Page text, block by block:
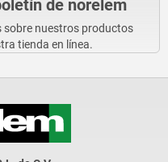
de norelem
sobre nuestros productos
tienda en línea.